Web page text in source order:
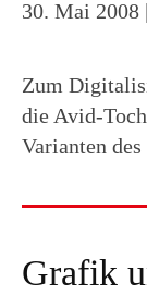
30. Mai 2008
Zum
die Avid-
Varianten
Grafik